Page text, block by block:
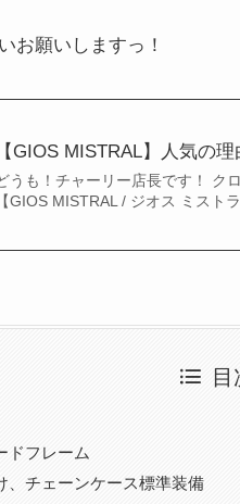
お願いしますっ！
【GIOS MISTRAL】人気の理
うも！チャーリー店長です！ ク
【GIOS MISTRAL / ジオス ミス
目
ドフレーム
、チェーンケース標準装備